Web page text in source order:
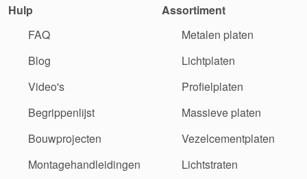
Hulp
FAQ
Blog
Video's
Begrippenlijst
Bouwprojecten
Montagehandleidingen
Assortiment
Metalen platen
Lichtplaten
Profielplaten
Massieve platen
Vezelcementplaten
Lichtstraten